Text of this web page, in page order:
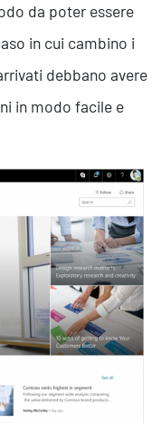
da poter essere
in cui cambino i
debbano avere
in modo facile e